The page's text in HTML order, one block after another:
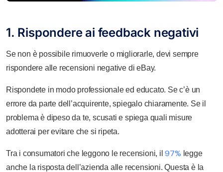
1. Rispondere ai feedback negativi
Se non è possibile rimuoverle o migliorarle, devi sempre
rispondere alle recensioni negative di eBay.
Rispondete in modo professionale ed educato. Se c’è un
errore da parte dell’acquirente, spiegalo chiaramente. Se il
problema è dipeso da te, scusati e spiega quali misure
adotterai per evitare che si ripeta.
Tra i consumatori che leggono le recensioni, il97% legge
anche la risposta dell’azienda alle recensioni. Questa è la